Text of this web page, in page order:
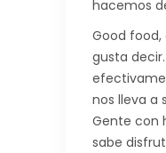
hacemos
Good food,
gusta
nos lleva a
Gente con
sabe